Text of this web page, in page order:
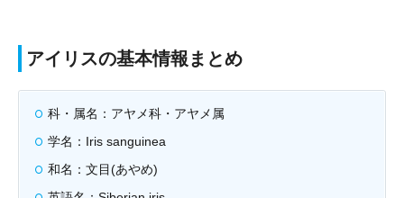
アイリスの基本情報まとめ
科・属名：アヤメ科・アヤメ属
学名：Iris sanguinea
和名：文目(あやめ)